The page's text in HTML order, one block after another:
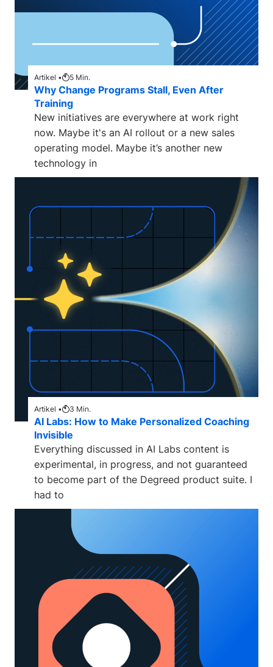
Artikel • 5 Min.
Why Change Programs Stall, Even After
Training
New initiatives are everywhere at work right
now. Maybe it's an AI rollout or a new sales
operating model. Maybe it’s another new
technology in
Artikel • 3 Min.
AI Labs: How to Make Personalized Coaching
Invisible
Everything discussed in AI Labs content is
experimental, in progress, and not guaranteed
to become part of the Degreed product suite. I
had to